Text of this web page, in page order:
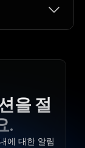
을 절
.
에 대한 알림